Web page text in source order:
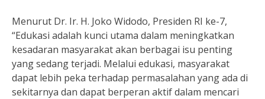
Menurut Dr. Ir. H. Joko Widodo, Presiden RI ke-7,
“Edukasi adalah kunci utama dalam meningkatkan
kesadaran masyarakat akan berbagai isu penting
yang sedang terjadi. Melalui edukasi, masyarakat
dapat lebih peka terhadap permasalahan yang ada di
sekitarnya dan dapat berperan aktif dalam mencari